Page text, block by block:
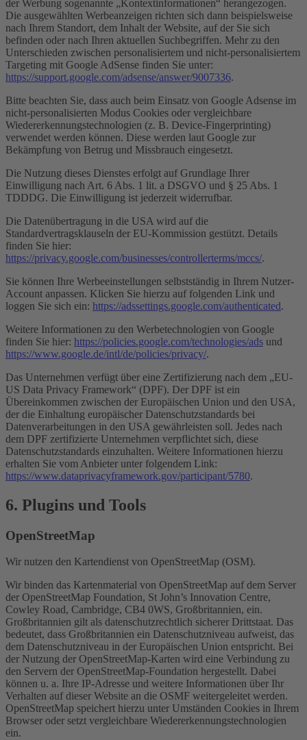
der Werbung sogenannte „Kontextinformationen“ herangezogen.
Die ausgewählten Werbeanzeigen richten sich dann beispielsweise
nach Ihrem Standort, dem Inhalt der Website, auf der Sie sich
befinden oder nach Ihren aktuellen Suchbegriffen. Mehr zu den
Unterschieden zwischen personalisiertem und nicht-personalisiertem
Targeting mit Google AdSense finden Sie unter:
https://support.google.com/adsense/answer/9007336.
Bitte beachten Sie, dass auch beim Einsatz von Google Adsense im
nicht-personalisierten Modus Cookies oder vergleichbare
Wiedererkennungstechnologien (z. B. Device-Fingerprinting)
verwendet werden können. Diese werden laut Google zur
Bekämpfung von Betrug und Missbrauch eingesetzt.
Die Nutzung dieses Dienstes erfolgt auf Grundlage Ihrer
Einwilligung nach Art. 6 Abs. 1 lit. a DSGVO und § 25 Abs. 1
TDDDG. Die Einwilligung ist jederzeit widerrufbar.
Die Datenübertragung in die USA wird auf die
Standardvertragsklauseln der EU-Kommission gestützt. Details
finden Sie hier:
https://privacy.google.com/businesses/controllerterms/mccs/.
Sie können Ihre Werbeeinstellungen selbstständig in Ihrem Nutzer-
Account anpassen. Klicken Sie hierzu auf folgenden Link und
loggen Sie sich ein: https://adssettings.google.com/authenticated.
Weitere Informationen zu den Werbetechnologien von Google
finden Sie hier: https://policies.google.com/technologies/ads und
https://www.google.de/intl/de/policies/privacy/.
Das Unternehmen verfügt über eine Zertifizierung nach dem „EU-
US Data Privacy Framework“ (DPF). Der DPF ist ein
Übereinkommen zwischen der Europäischen Union und den USA,
der die Einhaltung europäischer Datenschutzstandards bei
Datenverarbeitungen in den USA gewährleisten soll. Jedes nach
dem DPF zertifizierte Unternehmen verpflichtet sich, diese
Datenschutzstandards einzuhalten. Weitere Informationen hierzu
erhalten Sie vom Anbieter unter folgendem Link:
https://www.dataprivacyframework.gov/participant/5780.
6. Plugins und Tools
OpenStreetMap
Wir nutzen den Kartendienst von OpenStreetMap (OSM).
Wir binden das Kartenmaterial von OpenStreetMap auf dem Server
der OpenStreetMap Foundation, St John’s Innovation Centre,
Cowley Road, Cambridge, CB4 0WS, Großbritannien, ein.
Großbritannien gilt als datenschutzrechtlich sicherer Drittstaat. Das
bedeutet, dass Großbritannien ein Datenschutzniveau aufweist, das
dem Datenschutzniveau in der Europäischen Union entspricht. Bei
der Nutzung der OpenStreetMap-Karten wird eine Verbindung zu
den Servern der OpenStreetMap-Foundation hergestellt. Dabei
können u. a. Ihre IP-Adresse und weitere Informationen über Ihr
Verhalten auf dieser Website an die OSMF weitergeleitet werden.
OpenStreetMap speichert hierzu unter Umständen Cookies in Ihrem
Browser oder setzt vergleichbare Wiedererkennungstechnologien
ein.